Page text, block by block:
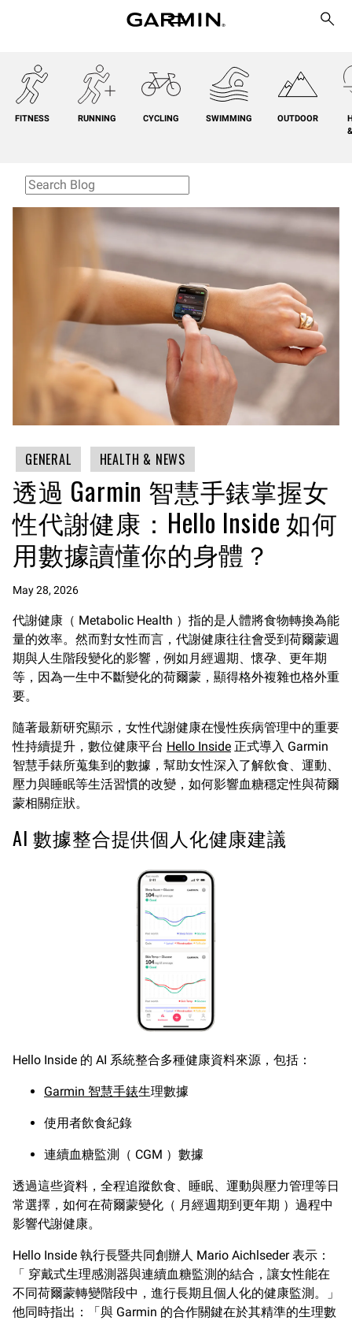
FITNESS RUNNING CYCLING SWIMMING OUTDOOR
GENERAL HEALTH & NEWS
透過 Garmin 智慧手錶掌握女
性代謝健康：Hello Inside 如何
用數據讀懂你的身體？
May 28, 2026
代謝健康（ Metabolic Health ）指的是人體將食物轉換為能
量的效率。然而對女性而言，代謝健康往往會受到荷爾蒙週
期與人生階段變化的影響，例如月經週期、懷孕、更年期
等，因為一生中不斷變化的荷爾蒙，顯得格外複雜也格外重
要。
隨著最新研究顯示，女性代謝健康在慢性疾病管理中的重要
性持續提升，數位健康平台 Hello Inside 正式導入 Garmin
智慧手錶所蒐集到的數據，幫助女性深入了解飲食、運動、
壓力與睡眠等生活習慣的改變，如何影響血糖穩定性與荷爾
蒙相關症狀。
AI 數據整合提供個人化健康建議
Hello Inside 的 AI 系統整合多種健康資料來源，包括：
Garmin 智慧手錶生理數據
使用者飲食紀錄
連續血糖監測（ CGM ）數據
透過這些資料，全程追蹤飲食、睡眠、運動與壓力管理等日
常選擇，如何在荷爾蒙變化（ 月經週期到更年期 ）過程中
影響代謝健康。
Hello Inside 執行長暨共同創辦人 Mario Aichlseder 表示：
「 穿戴式生理感測器與連續血糖監測的結合，讓女性能在
不同荷爾蒙轉變階段中，進行長期且個人化的健康監測。」
他同時指出：「與 Garmin 的合作關鍵在於其精準的生理數